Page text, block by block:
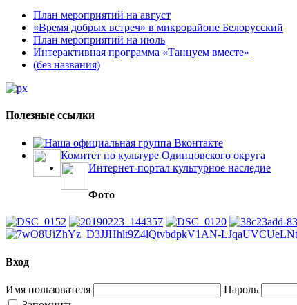
План мероприятий на август
«Время добрых встреч» в микрорайоне Белорусский
План мероприятий на июль
Интерактивная программа «Танцуем вместе»
(без названия)
Полезные ссылки
Наша официальная группа Вконтакте
Комитет по культуре Одинцовского округа
Интернет-портал культурное наследие
Фото
Вход
Имя пользователя
Пароль